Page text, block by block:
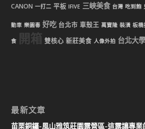
CANON 一打二 平板 IFIVE 三峽美食 台灣 吃到飽
動車 樂園毒 好吃 台北市 車殼王 萬寶隆 裝潢 板橋
食 開箱 雙核心 新莊美食 人像外拍 台北大
最新文章
苗栗銅鑼-風山雅筑莊園露營區-這露讓專